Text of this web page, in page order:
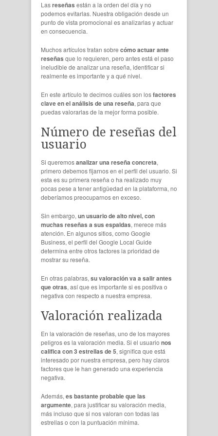
Lasreseñas están a la orden del día y no
podemos evitarlas. Nuestra obligación desde un
punto de vista promocional es analizarlas y actuar
en consecuencia.
Muchos artículos tratan sobre cómo actuar ante
reseñas que lo requieren, pero antes está el paso
ineludible de analizar una reseña, identificar si
realmente es importante y a qué nivel.
En este artículo te decimos cuáles son losfactores
clave en el análisis de una reseña, para que
puedas valorarlas de la mejor forma posible.
Número de reseñas del
usuario
Si queremosanalizar una reseña concreta,
primero debemos fijarnos en el perfil del usuario. Si
esta es su primera reseña o ha realizado muy
pocas pese a tener antigüedad en la plataforma, no
deberíamos preocuparnos en exceso.
Sin embargo, un usuario de alto nivel, con
muchas reseñas a sus espaldas, merece más
atención. En algunos sitios, como Google
Business, el perfil del Google Local Guide
determina entre otros factores la prioridad de
mostrar su reseña.
En otras palabras, su valoración va a salir antes
que otras, así que es importante si es positiva o
negativa con respecto a nuestra empresa.
Valoración realizada
En la valoración de reseñas, uno de los mayores
peligros es la valoración media. Si el usuario nos
califica con 3 estrellas de 5, significa que está
interesado por nuestra empresa, pero hay claros
factores que le han generado una experiencia
negativa.
Además, es bastante probable que las
argumente, para justificar su valoración media,
más incluso que si nos valoran con todas las
estrellas o con la puntuación mínima.